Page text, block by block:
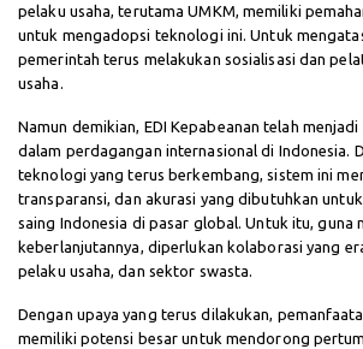
pelaku usaha, terutama UMKM, memiliki
untuk mengadopsi teknologi ini. Untuk
pemerintah terus melakukan sosialisasi dan
usaha.
Namun demikian, EDI Kepabeanan telah
dalam perdagangan internasional di Indonesia.
teknologi yang terus berkembang, sistem ini
transparansi, dan akurasi yang dibutuhkan
saing Indonesia di pasar global. Untuk itu, guna
keberlanjutannya, diperlukan kolaborasi yang
pelaku usaha, dan sektor swasta.
Dengan upaya yang terus dilakukan,
memiliki potensi besar untuk mendorong